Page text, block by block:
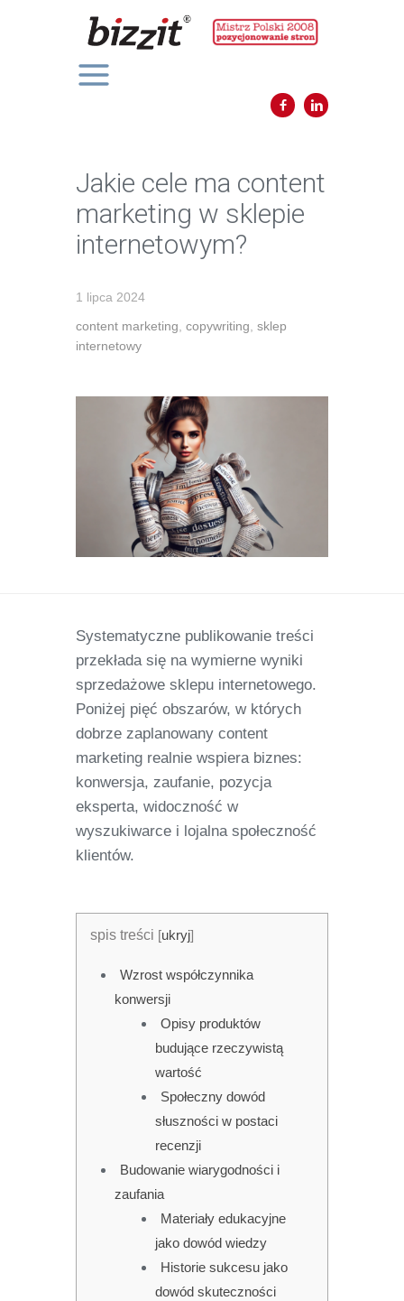
Jakie cele ma content
marketing w sklepie
internetowym?
1 lipca 2024
content marketing copywriting sklep
internetowy
Systematyczne publikowanie treści
przekłada się na wymierne wyniki
sprzedażowe sklepu internetowego.
Poniżej pięć obszarów, w których
dobrze zaplanowany content
marketing realnie wspiera biznes:
konwersja, zaufanie, pozycja
eksperta, widoczność w
wyszukiwarce i lojalna społeczność
klientów.
spis treści [ukryj]
Wzrost współczynnika
konwersji
Opisy produktów
budujące rzeczywistą
wartość
Społeczny dowód
słuszności w postaci
recenzji
Budowanie wiarygodności i
zaufania
Materiały edukacyjne
jako dowód wiedzy
Historie sukcesu jako
dowód skuteczności